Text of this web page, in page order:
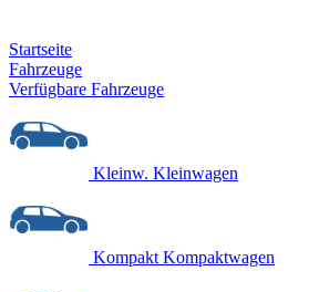
Startseite
Fahrzeuge
Verfügbare Fahrzeuge
Kleinw. Kleinwagen
Kompakt Kompaktwagen